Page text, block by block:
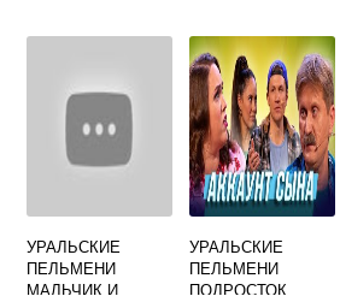
УРАЛЬСКИЕ
ПЕЛЬМЕНИ
МАЛЬЧИК И
УРАЛЬСКИЕ
ПЕЛЬМЕНИ
ПОДРОСТОК